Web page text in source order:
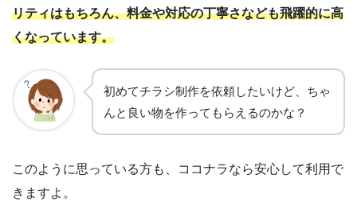
リティはもちろん、料金や対応の丁寧さなども飛躍的に高
くなっています。
初めてチラシ制作を依頼したいけど、ちゃ
んと良い物を作ってもらえるのかな？
このように思っている方も、ココナラなら安心して利用で
きますよ。